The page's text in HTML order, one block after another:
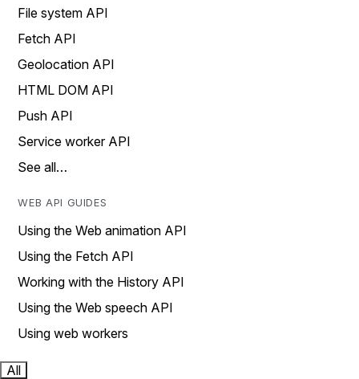
File system API
Fetch API
Geolocation API
HTML DOM API
Push API
Service worker API
See all…
WEB API GUIDES
Using the Web animation API
Using the Fetch API
Working with the History API
Using the Web speech API
Using web workers
All